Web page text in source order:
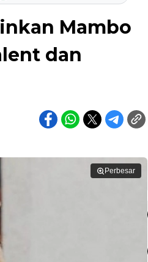
Mambo
dan
Perbesar